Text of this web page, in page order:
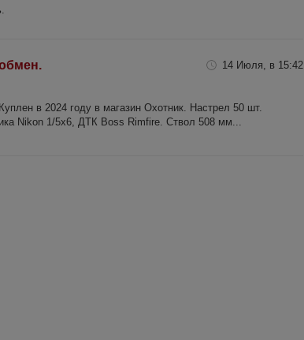
14 Июля, в 15:42
в 2024 году в магазин Охотник. Настрел 50 шт.
Nikon 1/5х6, ДТК Boss Rimfire. Ствол 508 мм...